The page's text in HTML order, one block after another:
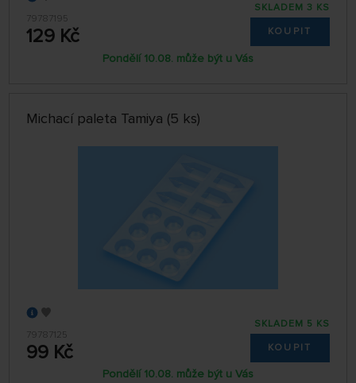
79787195
129 Kč
SKLADEM 3 KS
KOUPIT
Pondělí 10.08. může být u Vás
Michací paleta Tamiya (5 ks)
79787125
99 Kč
SKLADEM 5 KS
KOUPIT
Pondělí 10.08. může být u Vás